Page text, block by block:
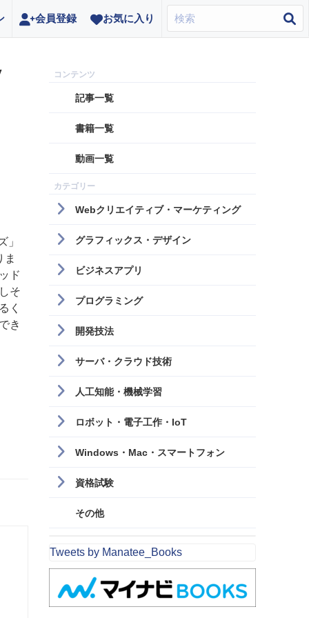
会員登録 お気に入り
」
ま
ド
そ
く
き
記事一覧
書籍一覧
動画一覧
Webクリエイティブ・マーケティング
グラフィックス・デザイン
ビジネスアプリ
プログラミング
開発技法
サーバ・クラウド技術
人工知能・機械学習
ロボット・電子工作・IoT
Windows・Mac・スマートフォン
資格試験
その他
Tweets by Manatee_Books